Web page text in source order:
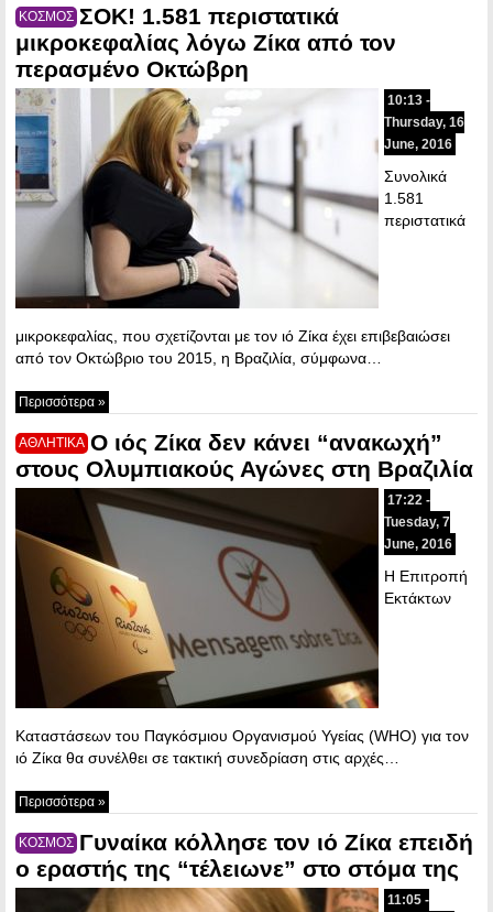
ΚΟΣΜΟΣ ΣΟΚ! 1.581 περιστατικά
μικροκεφαλίας λόγω Ζίκα από τον
περασμένο Οκτώβρη
10:13 -
Thursday, 16
June, 2016
Συνολικά
1.581
περιστατικά
μικροκεφαλίας, που σχετίζονται με τον ιό Ζίκα έχει επιβεβαιώσει
από τον Οκτώβριο του 2015, η Βραζιλία, σύμφωνα…
Περισσότερα »
ΑΘΛΗΤΙΚΑ Ο ιός Ζίκα δεν κάνει “ανακωχή”
στους Ολυμπιακούς Αγώνες στη Βραζιλία
17:22 -
Tuesday, 7
June, 2016
Η Επιτροπή
Εκτάκτων
Καταστάσεων του Παγκόσμιου Οργανισμού Υγείας (WHO) για τον
ιό Ζίκα θα συνέλθει σε τακτική συνεδρίαση στις αρχές…
Περισσότερα »
ΚΟΣΜΟΣ Γυναίκα κόλλησε τον ιό Ζίκα επειδή
ο εραστής της “τέλειωνε” στο στόμα της
11:05 -